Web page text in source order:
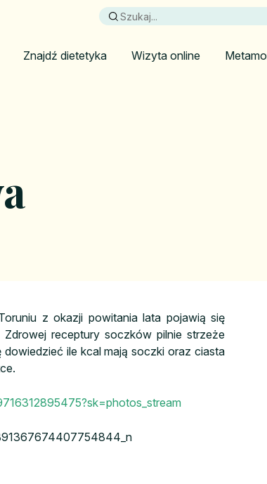
Znajdź dietetyka Wizyta online
z okazji powitania lata pojawią się
receptury soczków pilnie strzeże
dowiedzieć ile kcal mają soczki oraz ciasta